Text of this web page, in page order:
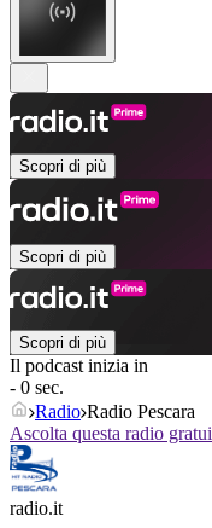
Scopri di più
Scopri di più
Scopri di più
Il podcast inizia in
- 0 sec.
Radio Radio Pescara
Ascolta questa radio
radio.it